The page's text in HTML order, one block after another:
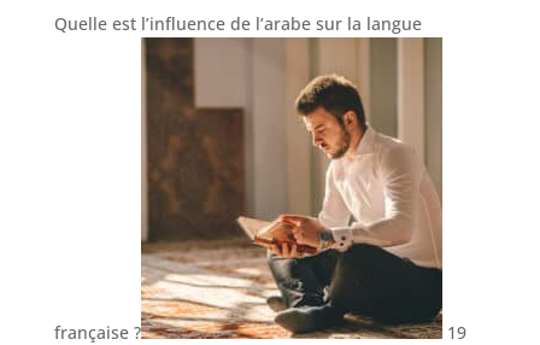
Quelle est l’influence de l’arabe sur la langue
française ?
19